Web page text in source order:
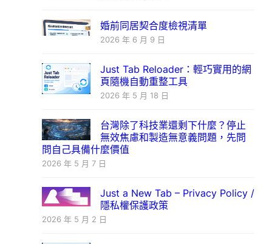
婚前同居契合度檢視清單
2026 年 6 月 9 日
Just Tab Reloader：輕巧實用的網
頁隨機自動重整工具
2026 年 5 月 18 日
台灣除了科技業還剩下什麼？停止
無效焦慮和製造無意義問題，先問
問自己具備什麼價值
2026 年 5 月 7 日
Just a New Tab – Privacy Policy /
隱私權保護政策
2026 年 5 月 2 日